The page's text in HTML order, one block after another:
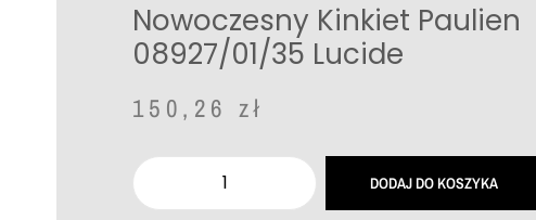
Nowoczesny Kinkiet Paulien
08927/01/35 Lucide
150,26 zł
DODAJ DO KOSZYKA